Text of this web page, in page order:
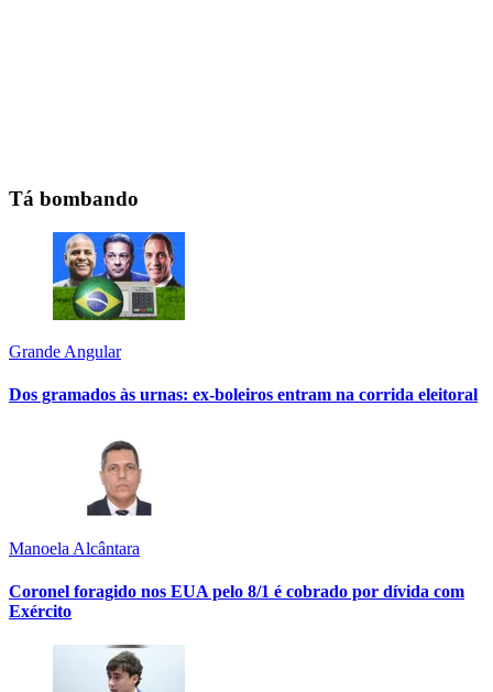
Tá bombando
Grande Angular
Dos gramados às urnas: ex-boleiros entram na corrida eleitoral
Manoela Alcântara
Coronel foragido nos EUA pelo 8/1 é cobrado por dívida com
Exército